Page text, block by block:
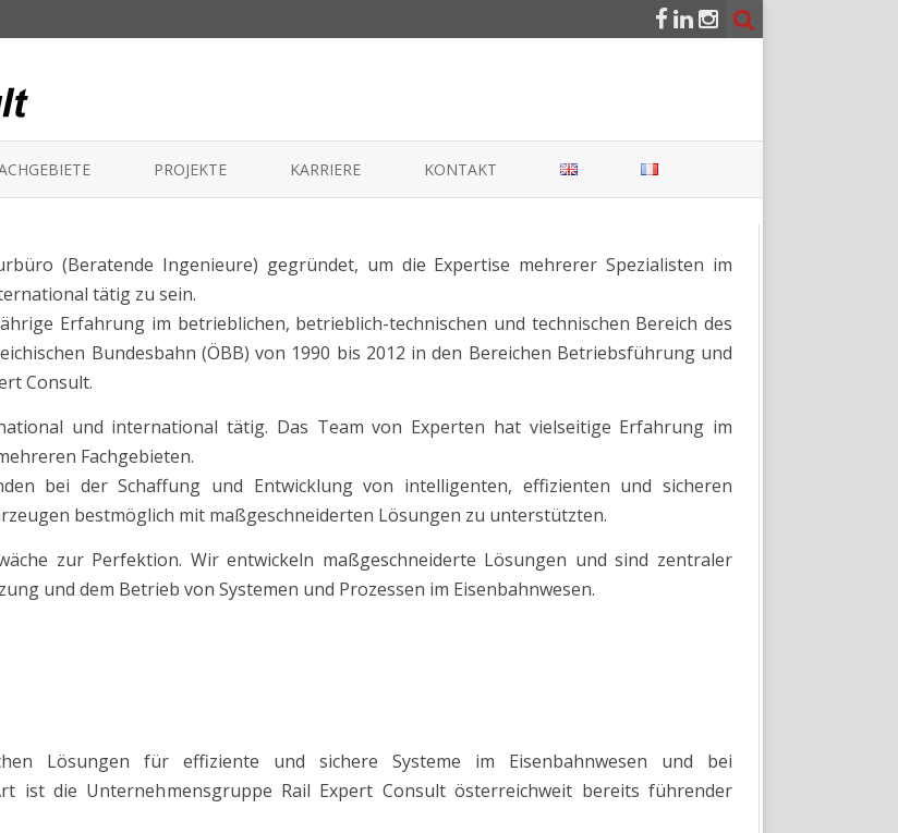
TELEKOM UND IT
LOGISTIK
ELEKTRISCHE UND MECHANISCHE
KOMPONENTEN
IT SICHERHEIT
FAHRZEUGE
PROJEKTE KARRIERE
REC ALS ARBEITGEBER
KONTAKT
(Beratende Ingenieure) gegründet, um die Expertise mehrerer Spezialisten im
tätig zu sein.
Erfahrung im betrieblichen, betrieblich-technischen und technischen Bereich des
Bundesbahn (ÖBB) von 1990 bis 2012 in den Bereichen Betriebsführung und
Consult.
und international tätig. Das Team von Experten hat vielseitige Erfahrung im
Fachgebieten.
bei der Schaffung und Entwicklung von intelligenten, effizienten und sicheren
bestmöglich mit maßgeschneiderten Lösungen zu unterstützten.
zur Perfektion. Wir entwickeln maßgeschneiderte Lösungen und sind zentraler
und dem Betrieb von Systemen und Prozessen im Eisenbahnwesen.
Lösungen für effiziente und sichere Systeme im Eisenbahnwesen und bei
ist die Unternehmensgruppe Rail Expert Consult österreichweit bereits führender